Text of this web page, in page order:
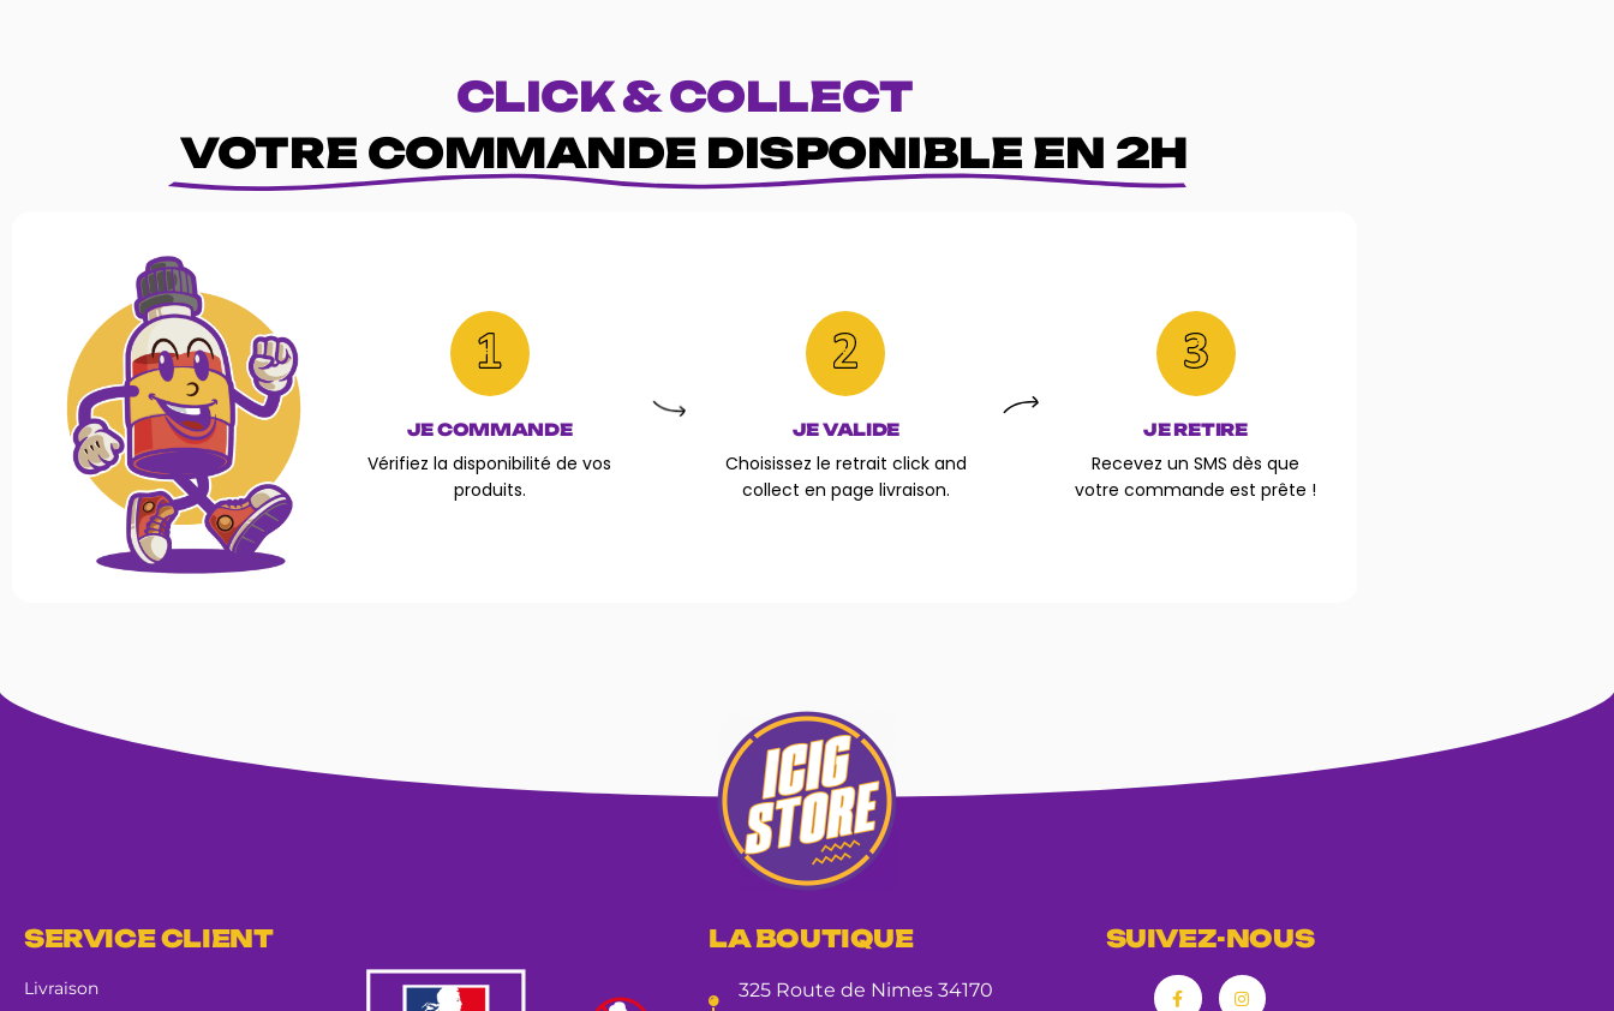
CLICK & COLLECT
VOTRE COMMANDE DISPONIBLE EN 2H
JE COMMANDE
Vérifiez la disponibilité de vos
produits.
JE VALIDE
Choisissez le retrait click and
collect en page livraison.
JE RETIRE
Recevez un SMS dès que
votre commande est prête !
SERVICE CLIENT
Livraison
LA BOUTIQUE
325 Route de Nimes 34170
SUIVEZ-NOUS